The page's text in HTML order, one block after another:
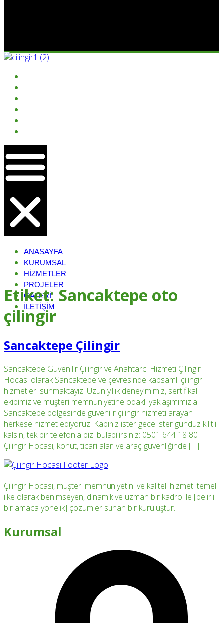
ANASAYFA
KURUMSAL
HIZMETLER
PROJELER
GALERI
İLETIŞIM
Etiket:Sancaktepe oto
çilingir
Sancaktepe Çilingir
Sancaktepe Güvenilir Çilingir ve Anahtarcı Hizmeti Çilingir
Hocası olarak Sancaktepe ve çevresinde kapsamlı çilingir
hizmetleri sunmaktayız. Uzun yıllık deneyimimiz, sertifikalı
ekibimiz ve müşteri memnuniyetine odaklı yaklaşımımızla
Sancaktepe bölgesinde güvenilir çilingir hizmeti arayan
herkese hizmet ediyoruz. Kapınız ister gece ister gündüz kilitli
kalsın, tek bir telefonla bizi bulabilirsiniz: 0501 644 18 80
Çilingir Hocası; konut, ticari alan ve araç güvenliğinde […]
Çilingir Hocası, müşteri memnuniyetini ve kaliteli hizmeti temel
ilke olarak benimseyen, dinamik ve uzman bir kadro ile [belirli
bir amaca yönelik] çözümler sunan bir kuruluştur.
Kurumsal